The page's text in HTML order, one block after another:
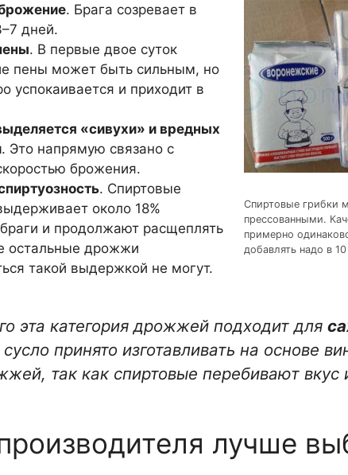
Спиртовые грибки
прессованными.
примерно
добавлять надо в
. Брага созревает в
дней.
. В первые двое суток
пены может быть сильным, но
успокаивается и приходит в
«сивухи» и вредных
. Это напрямую связано с
брожения.
. Спиртовые
около 18%
и продолжают расщеплять
остальные дрожжи
такой выдержкой не могут.
эта категория дрожжей подходит для
принято изготавливать на основе
так как спиртовые перебивают вкус
лучше